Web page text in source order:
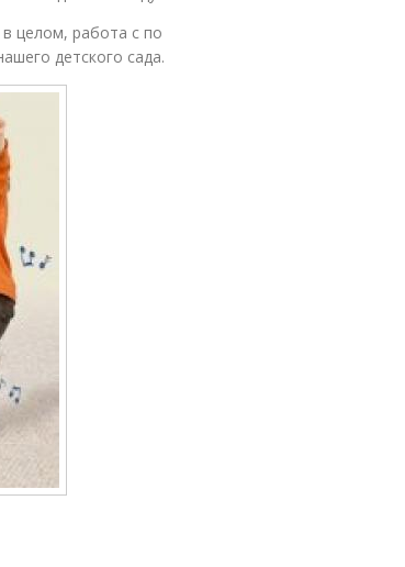
целом, работа с по
детского сада.